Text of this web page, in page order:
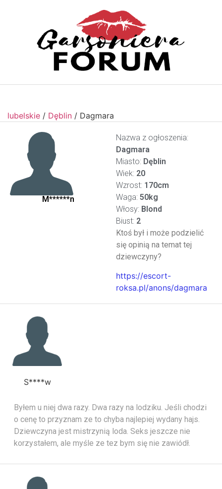
lubelskie / Dęblin / Dagmara
M******n
Nazwa z ogłoszenia:
Dagmara
Miasto: Dęblin
Wiek: 20
Wzrost: 170cm
Waga: 50kg
Włosy: Blond
Biust: 2
Ktoś był i może podzielić
się opinią na temat tej
dziewczyny?
https://escort-
roksa.pl/anons/dagmara
S****w
Byłem u niej dwa razy. Dwa razy na lodziku. Jeśli chodzi
o cenę to przyznam ze to chyba najlepiej wydany hajs.
Dziewczyna jest mistrzynią loda. Seks jeszcze nie
korzystałem, ale myśle ze tez bym się nie zawiódł.